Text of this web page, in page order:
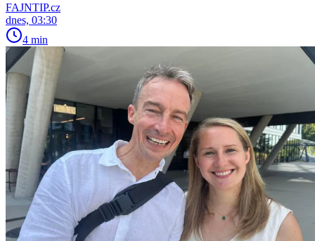
FAJNTIP.cz
dnes, 03:30
4 min